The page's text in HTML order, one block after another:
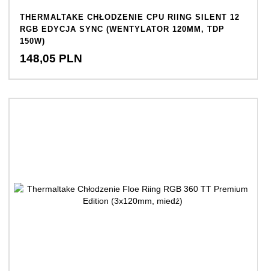
THERMALTAKE CHŁODZENIE CPU RIING SILENT 12
RGB EDYCJA SYNC (WENTYLATOR 120MM, TDP
150W)
148,05 PLN